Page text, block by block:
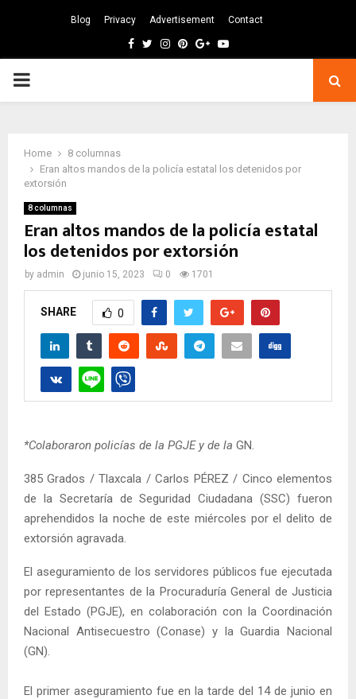
Blog Privacy Advertisement Contact
Facebook
TwitterInstagram
Pinterest
GoogleYoutube
PRIMARY
Home
8 columnas
Eran altos mandos de la policía estatal los detenidos por
extorsión
8 columnas
Eran altos mandos de la policía estatal
los detenidos por extorsión
by admin junio 15, 2023 0 1701
SHARE 0
*Colaboraron policías de la PGJE y de la GN.
385 Grados / Tlaxcala / Carlos PÉREZ / Cinco elementos
de la Secretaría de Seguridad Ciudadana (SSC) fueron
aprehendidos la noche de este miércoles por el delito de
extorsión agravada.
El aseguramiento de los servidores públicos fue ejecutada
por representantes de la Procuraduría General de Justicia
del Estado (PGJE), en colaboración con la Coordinación
Nacional Antisecuestro (Conase) y la Guardia Nacional
(GN).
El primer aseguramiento fue en la tarde del 14 de junio en